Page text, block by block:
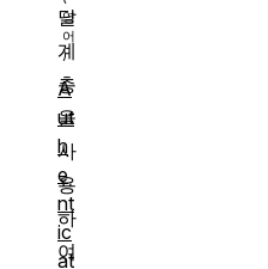
달
계
층
을
사
용
하
여
A
ut
h
e
nt
ic
at